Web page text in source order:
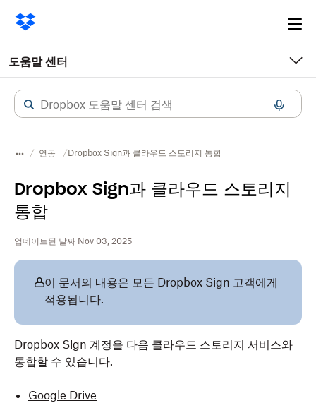
도움말 센터
연동 Dropbox Sign과 클라우드 스토리지 통합
Dropbox Sign과 클라우드 스토리지
통합
업데이트된 날짜 Nov 03, 2025
이 문서의 내용은 모든 Dropbox Sign 고객에게
적용됩니다.
Dropbox Sign 계정을 다음 클라우드 스토리지 서비스와
통합할 수 있습니다.
Google Drive